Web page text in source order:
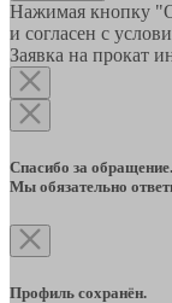
Нажимая кнопку
и согласен с
Заявка на прокат
Спасибо за обращение.
Мы обязательно
Профиль сохранён.